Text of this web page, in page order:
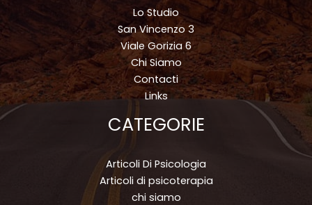
Lo Studio
San Vincenzo 3
Viale Gorizia 6
Chi Siamo
Contacti
Links
CATEGORIE
Articoli Di Psicologia
Articoli di psicoterapia
chi siamo